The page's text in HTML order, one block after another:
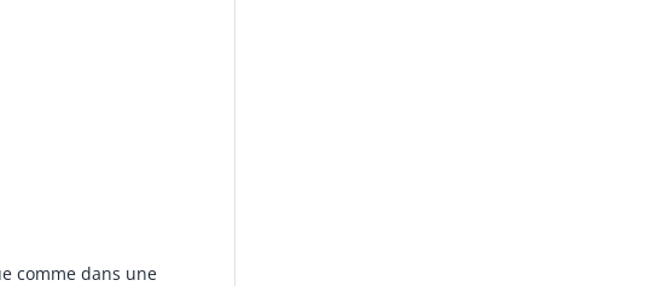
comme dans une